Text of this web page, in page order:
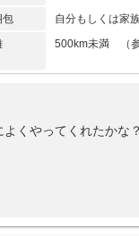
包
自分もしくは家
500km未満 （参
よくやってくれたかな